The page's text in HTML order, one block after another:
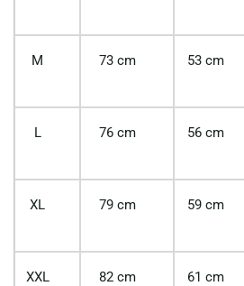
M 73 cm 53 cm
L 76 cm 56 cm
XL 79 cm 59 cm
XXL 82 cm 61 cm